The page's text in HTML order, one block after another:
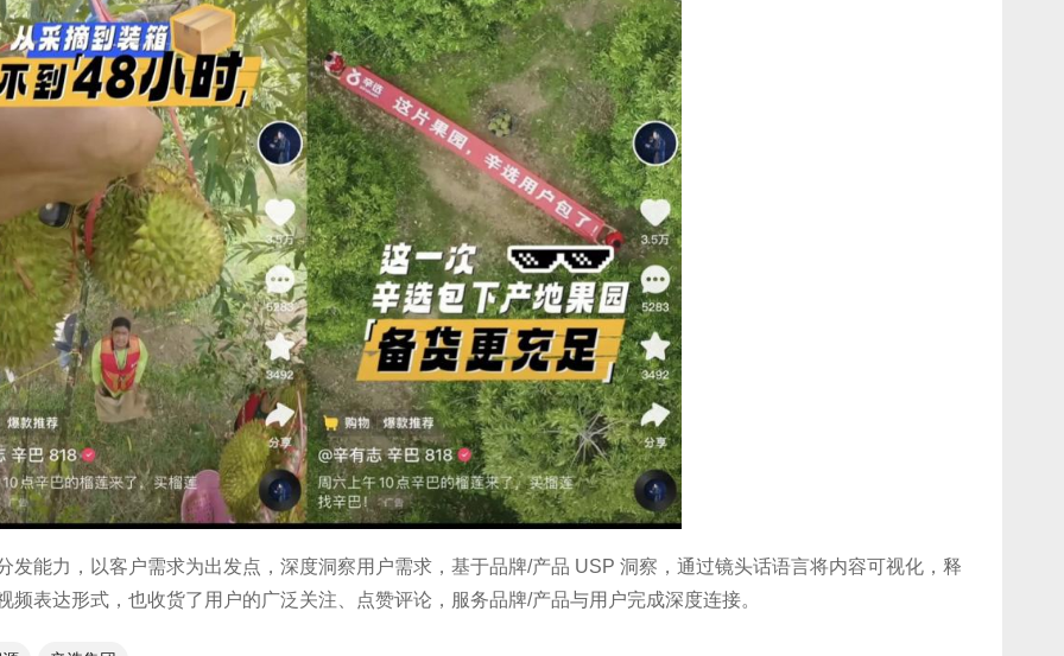
发能力，以客户需求为出发点，深度洞察用户需求，基于品牌/产品 USP 洞察，通过镜头话语言将内容可视化，释
表达形式，也收货了用户的广泛关注、点赞评论，服务品牌/产品与用户完成深度连接。